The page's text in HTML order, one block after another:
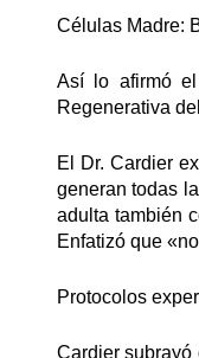
Células Madre:
Así lo afirmó
Regenerativa
El Dr. Cardier
generan todas
adulta también
Enfatizó que
Protocolos
Cardier